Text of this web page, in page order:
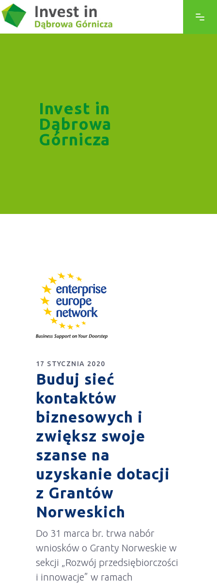
Invest in
Dąbrowa
Górnicza
17 STYCZNIA 2020
Buduj sieć
kontaktów
biznesowych i
zwiększ swoje
szanse na
uzyskanie dotacji
z Grantów
Norweskich
Do 31 marca br. trwa nabór
wniosków o Granty Norweskie w
sekcji „Rozwój przedsiębiorczości
i innowacje” w ramach